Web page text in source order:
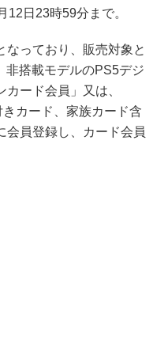
日23時59分まで。
っており、販売対象と
非搭載モデルのPS5デジ
ード会員」又は、
カード、家族カード含
会員登録し、カード会員